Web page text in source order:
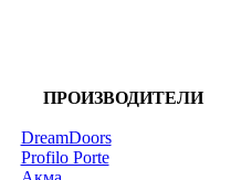
ПРОИЗВОДИТЕЛИ
DreamDoors
Profilo Porte